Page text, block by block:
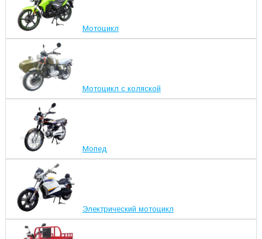
Мотоцикл
Мотоцикл с коляской
Мопед
Электрический мотоцикл